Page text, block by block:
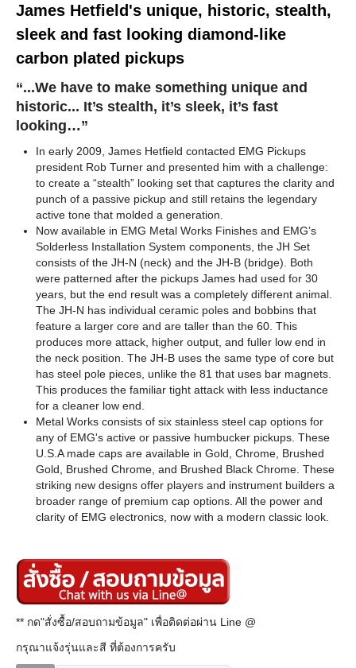
James Hetfield's unique, historic, stealth,
sleek and fast looking diamond-like
carbon plated pickups
“...We have to make something unique and
historic... It’s stealth, it’s sleek, it’s fast
looking…”
In early 2009, James Hetfield contacted EMG Pickups
president Rob Turner and presented him with a challenge:
to create a “stealth” looking set that captures the clarity and
punch of a passive pickup and still retains the legendary
active tone that molded a generation.
Now available in EMG Metal Works Finishes and EMG’s
Solderless Installation System components, the JH Set
consists of the JH-N (neck) and the JH-B (bridge). Both
were patterned after the pickups James had used for 30
years, but the end result was a completely different animal.
The JH-N has individual ceramic poles and bobbins that
feature a larger core and are taller than the 60. This
produces more attack, higher output, and fuller low end in
the neck position. The JH-B uses the same type of core but
has steel pole pieces, unlike the 81 that uses bar magnets.
This produces the familiar tight attack with less inductance
for a cleaner low end.
Metal Works consists of six stainless steel cap options for
any of EMG's active or passive humbucker pickups. These
U.S.A made caps are available in Gold, Chrome, Brushed
Gold, Brushed Chrome, and Brushed Black Chrome. These
striking new designs offer players and instrument builders a
broader range of premium cap options. All the power and
clarity of EMG electronics, now with a modern classic look.
** กด"สั่งซื้อ/สอบถามข้อมูล" เพื่อติดต่อผ่าน Line @
กรุณาแจ้งรุ่นและสี ที่ต้องการครับ